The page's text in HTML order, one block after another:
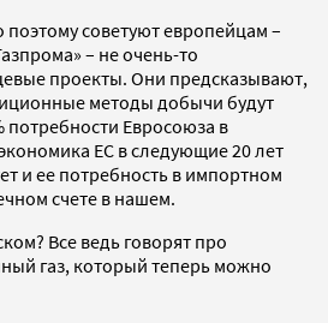
поэтому советуют европейцам –
– не очень-то
проекты. Они предсказывают,
методы добычи будут
Евросоюза в
ЕС в следующие 20 лет
и ее потребность в импортном
счете в нашем.
Все ведь говорят про
газ, который теперь можно